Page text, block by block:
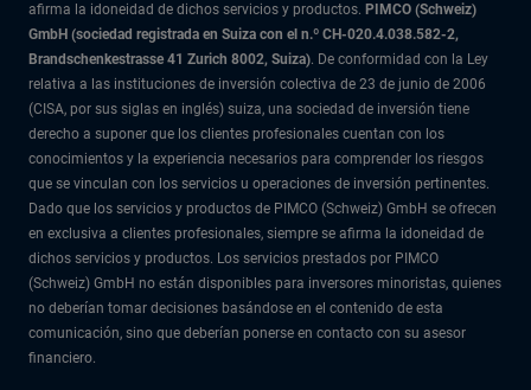
afirma la idoneidad de dichos servicios y productos. PIMCO (Schweiz)
GmbH (sociedad registrada en Suiza con el n.º CH-020.4.038.582-2,
Brandschenkestrasse 41 Zurich 8002, Suiza). De conformidad con la Ley
relativa a las instituciones de inversión colectiva de 23 de junio de 2006
(CISA, por sus siglas en inglés) suiza, una sociedad de inversión tiene
derecho a suponer que los clientes profesionales cuentan con los
conocimientos y la experiencia necesarios para comprender los riesgos
que se vinculan con los servicios u operaciones de inversión pertinentes.
Dado que los servicios y productos de PIMCO (Schweiz) GmbH se ofrecen
en exclusiva a clientes profesionales, siempre se afirma la idoneidad de
dichos servicios y productos. Los servicios prestados por PIMCO
(Schweiz) GmbH no están disponibles para inversores minoristas, quienes
no deberían tomar decisiones basándose en el contenido de esta
comunicación, sino que deberían ponerse en contacto con su asesor
financiero.